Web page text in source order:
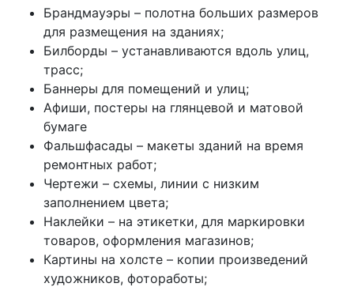
Брандмауэры – полотна больших размеров
для размещения на зданиях;
Билборды – устанавливаются вдоль улиц,
трасс;
Баннеры для помещений и улиц;
Афиши, постеры на глянцевой и матовой
бумаге
Фальшфасады – макеты зданий на время
ремонтных работ;
Чертежи – схемы, линии с низким
заполнением цвета;
Наклейки – на этикетки, для маркировки
товаров, оформления магазинов;
Картины на холсте – копии произведений
художников, фотоработы;